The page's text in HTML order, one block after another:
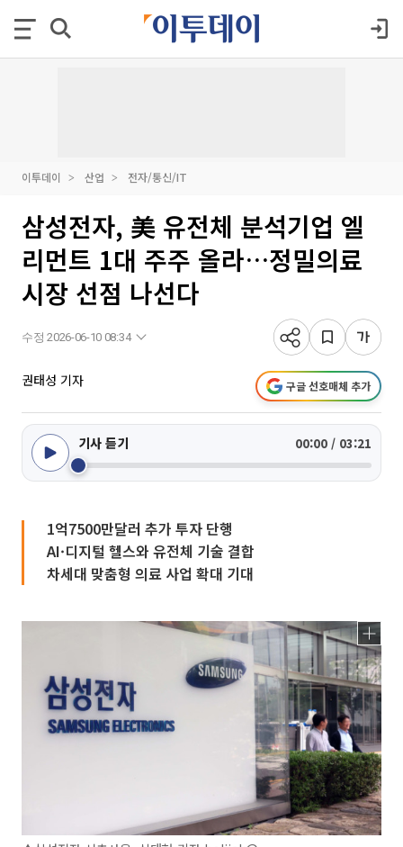
이투데이 산업 전자/통신/IT
삼성전자, 美 유전체 분석기업 엘
리먼트 1대 주주 올라…정밀의료
시장 선점 나선다
수정 2026-06-10 08:34
권태성 기자 구글 선호매체 추가
기사 듣기 00:00 / 03:21
1억7500만달러 추가 투자 단행
AI·디지털 헬스와 유전체 기술 결합
차세대 맞춤형 의료 사업 확대 기대